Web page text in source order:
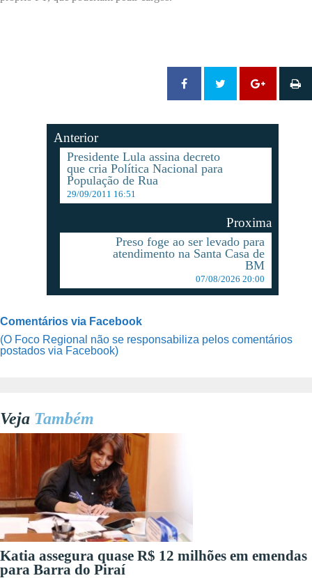
Anterior
Presidente Lula assina decreto
que cria Política Nacional para
População de Rua
29/09/2011 16:51
Proxima
Preso foge ao ser levado para
atendimento na Santa Casa de
BM
07/08/2026 20:00
Comentários via Facebook
(O Foco Regional não se responsabiliza pelos comentários
postados via Facebook)
Veja Também
Katia assegura quase R$ 12 milhões em emendas
para Barra do Piraí